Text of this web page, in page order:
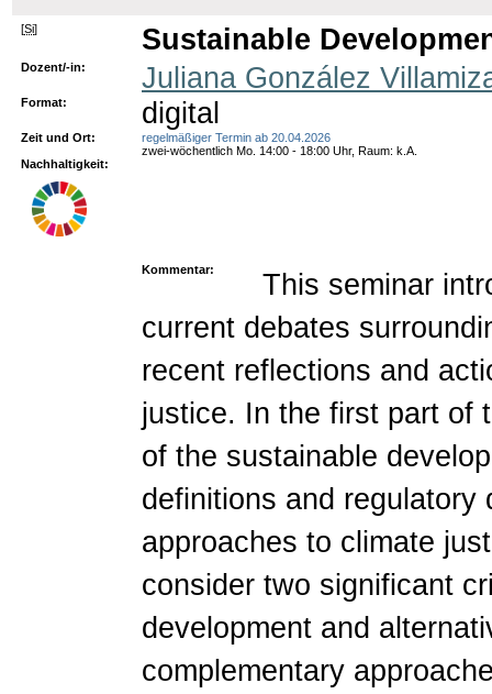
[Si] Sustainable
Dozent/-in: Juliana González
Format: digital
Zeit und Ort:
regelmäßiger Termin ab 20.04.2026
zwei-wöchentlich Mo. 14:00 - 18:00 Uhr, Raum: k.A.
Nachhaltigkeit:
Kommentar:
This seminar
current debates
recent reflections and
justice. In the first part of
of the sustainable
definitions and regulatory
approaches to climate
consider two significant
development and
complementary